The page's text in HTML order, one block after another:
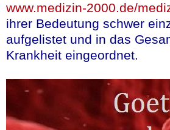
www.medizin-2000.de/
ihrer Bedeutung schwer
aufgelistet und in das
Krankheit eingeordnet.